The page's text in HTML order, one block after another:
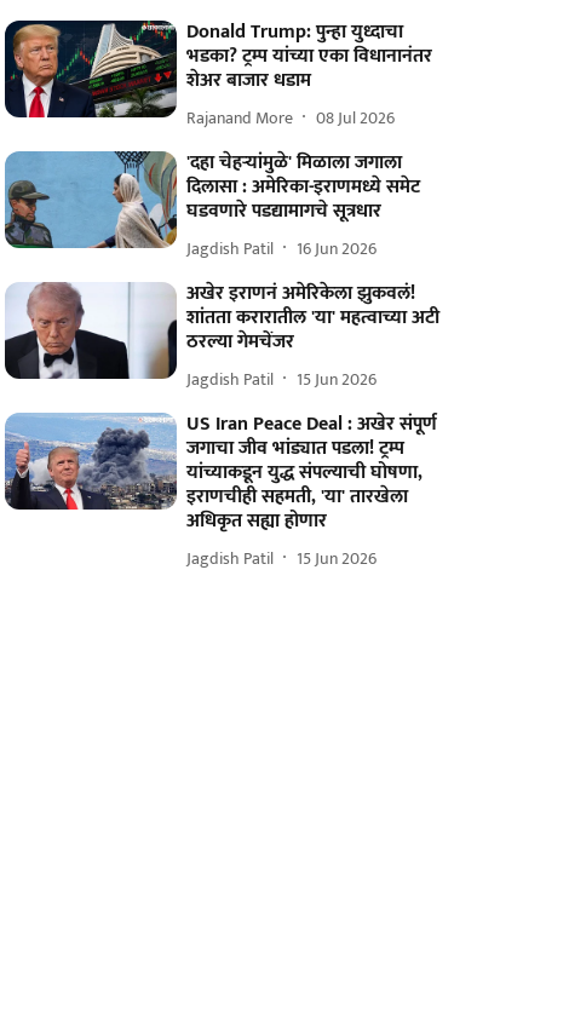
Donald Trump: पुन्हा युध्दाचा
भडका? ट्रम्प यांच्या एका विधानानंतर
शेअर बाजार धडाम
Rajanand More 08 Jul 2026
'दहा चेहऱ्यांमुळे' मिळाला जगाला
दिलासा : अमेरिका-इराणमध्ये समेट
घडवणारे पडद्यामागचे सूत्रधार
Jagdish Patil 16 Jun 2026
अखेर इराणनं अमेरिकेला झुकवलं!
शांतता करारातील 'या' महत्वाच्या अटी
ठरल्या गेमचेंजर
Jagdish Patil 15 Jun 2026
US Iran Peace Deal : अखेर संपूर्ण
जगाचा जीव भांड्यात पडला! ट्रम्प
यांच्याकडून युद्ध संपल्याची घोषणा,
इराणचीही सहमती, 'या' तारखेला
अधिकृत सह्या होणार
Jagdish Patil 15 Jun 2026